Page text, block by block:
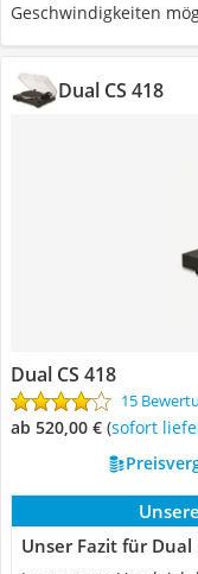
Geschwindigkeiten
Dual CS 418
Dual CS 418
15
ab 520,00 € ( Sofort
Unser Fazit für Dual